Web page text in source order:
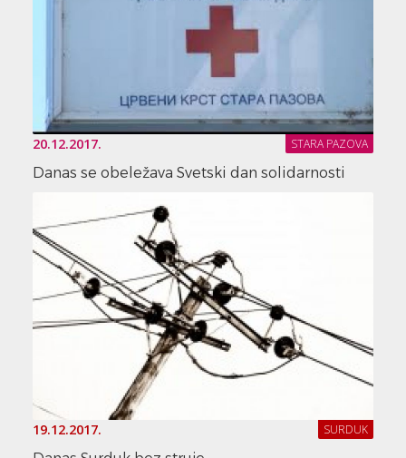
20.12.2017. STARA PAZOVA
Danas se obeležava Svetski dan solidarnosti
19.12.2017. SURDUK